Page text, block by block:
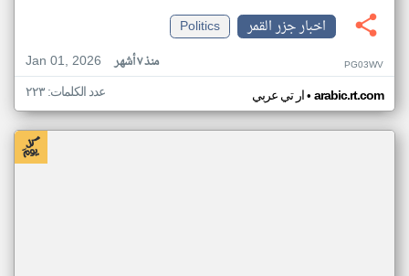
اخبار جزر القمر
Politics
Jan 01, 2026
منذ ٧ أشهر PG03WV
ار تي عربي• arabic.rt.com عدد الكلمات: ٢٢٣